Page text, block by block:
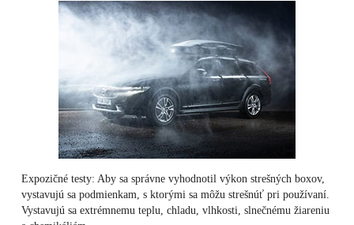
Expozičné testy: Aby sa správne vyhodnotil výkon strešných boxov,
vystavujú sa podmienkam, s ktorými sa môžu strešnúť pri používaní.
Vystavujú sa extrémnemu teplu, chladu, vlhkosti, slnečnému žiareniu